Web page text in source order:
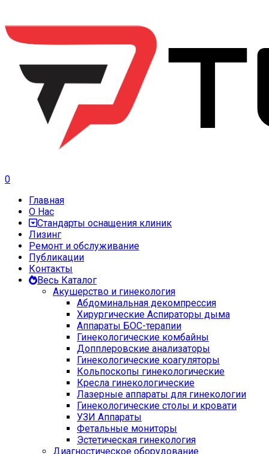
0
Главная
О Нас
Стандарты оснащения клиник
Лизинг
Ремонт и обслуживание
Публикации
Контакты
Весь Каталог
Акушерство и гинекология
Абдоминальная декомпрессия
Хирургические Аспираторы дыма
Аппараты БОС-терапии
Гинекологические комбайны
Допплеровские анализаторы
Гинекологические коагуляторы
Кольпоскопы гинекологические
Кресла гинекологические
Лазерные аппараты для гинекологии
Гинекологические столы и кровати
УЗИ Аппараты
Фетальные мониторы
Эстетическая гинекология
Диагностическое оборудование